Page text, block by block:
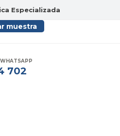
Especializada
muestra
702